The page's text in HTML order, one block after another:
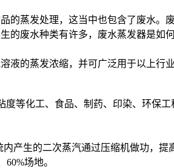
的蒸发处理，这当中也包含了废水
的废水种类有许多，废水蒸发器是
液的蒸发浓缩，并可广泛用于以上行业
等化工、食品、制药、印染、环保
生的二次蒸汽通过压缩机做功，提
场地。